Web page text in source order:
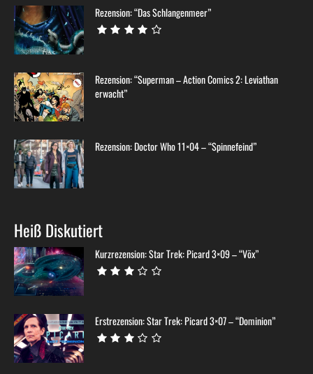
Rezension: “Das Schlangenmeer”
Rezension: “Superman – Action Comics 2: Leviathan
erwacht”
Rezension: Doctor Who 11×04 – “Spinnefeind”
Heiß Diskutiert
Kurzrezension: Star Trek: Picard 3×09 – “Võx”
Erstrezension: Star Trek: Picard 3×07 – “Dominion”